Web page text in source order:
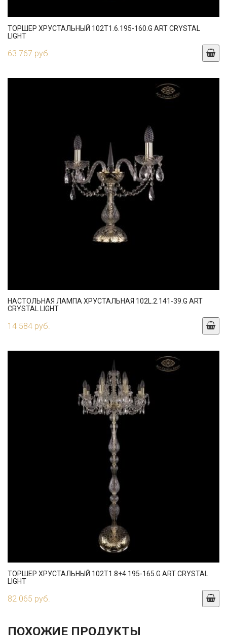
ТОРШЕР ХРУСТАЛЬНЫЙ 102T1.6.195-160.G ART CRYSTAL
LIGHT
63 767 руб.
НАСТОЛЬНАЯ ЛАМПА ХРУСТАЛЬНАЯ 102L.2.141-39.G ART
CRYSTAL LIGHT
14 584 руб.
ТОРШЕР ХРУСТАЛЬНЫЙ 102T1.8+4.195-165.G ART CRYSTAL
LIGHT
82 065 руб.
ПОХОЖИЕ ПРОДУКТЫ